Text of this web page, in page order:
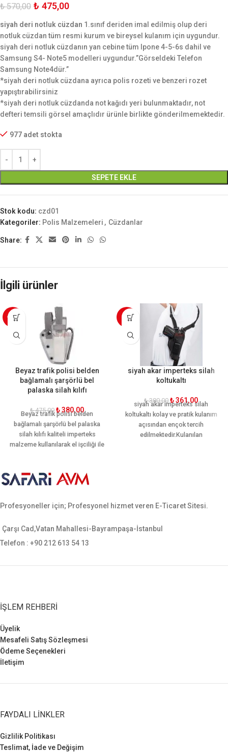
₺570,00 ₺ 475,00
siyah deri notluk cüzdan 1.sınıf deriden imal edilmiş olup deri
notluk cüzdan tüm resmi kurum ve bireysel kulanım için uygundur.
siyah deri notluk cüzdanın yan cebine tüm Ipone 4-5-6s dahil ve
Samsung S4- Note5 modelleri uygundur.”Görseldeki Telefon
Samsung Note4dür.”
*siyah deri notluk cüzdana ayrıca polis rozeti ve benzeri rozet
yapıştırabilirsiniz
*siyah deri notluk cüzdanda not kağıdı yeri bulunmaktadır, not
defteri temsili görsel amaçlıdır ürünle birlikte gönderilmemektedir.
977 adet stokta
SEPETE EKLE
Stok kodu: czd01
Kategoriler: Polis Malzemeleri , Cüzdanlar
Share:
İlgili ürünler
-20%
Beyaz trafik polisi belden
bağlamalı şarşörlü bel
palaska silah kılıfı
₺475,00 ₺380,00
Beyaz trafik polisi belden
bağlamalı şarşörlü bel palaska
silah kılıfı kaliteli imperteks
malzeme kullanılarak el işciliği ile
Tek şarjör yeri vardır. Ergonomik
yapısı sayesinde palaskayı
sağlamaktadır. Sarsılmaz, canik,
sauer, smith wesson gibi tüm orta
-5%
siyah akar imperteks silah
koltukaltı
₺380,00 ₺361,00
siyah akar imperteks silah
koltukaltı kolay ve pratik kulanım
açısından ençok tercih
edilmektedir.Kulanılan
Profesyoneller için; Profesyonel hizmet veren E-Ticaret Sitesi.
Çarşı Cad,Vatan Mahallesi-Bayrampaşa-İstanbul
Telefon : +90 212 613 54 13
İŞLEM REHBERI
Üyelik
Mesafeli Satış Sözleşmesi
Ödeme Seçenekleri
İletişim
FAYDALI LINKLER
Gizlilik Politikası
Teslimat, İade ve Değişim